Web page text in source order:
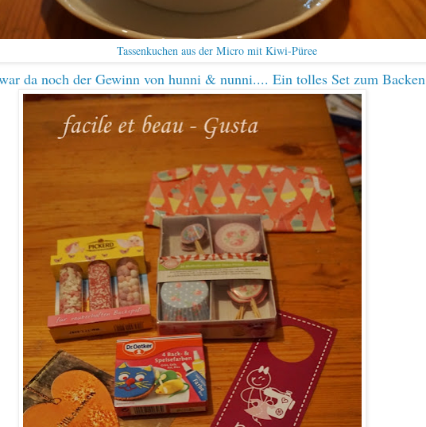
Tassenkuchen aus der Micro mit Kiwi-Püree
da noch der Gewinn von hunni & nunni.... Ein tolles Set zum Backen